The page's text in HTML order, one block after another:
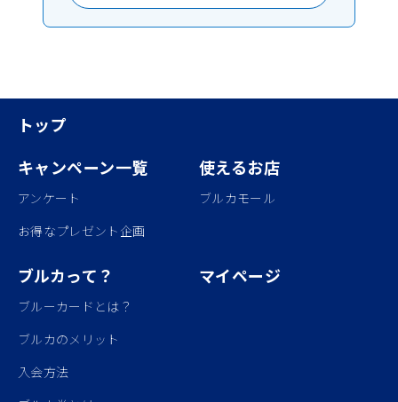
トップ
キャンペーン一覧
アンケート
お得なプレゼント企画
使えるお店
ブルカモール
ブルカって？
ブルーカードとは？
ブルカのメリット
入会方法
マイページ